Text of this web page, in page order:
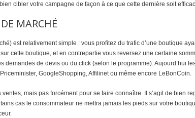
cibler votre campagne de façon à ce que cette dernière soit
MARCHÉ
est relativement simple : vous profitez du trafic d’une boutique
cette boutique, et en contrepartie vous reversez une certaine
demandes de devis ou du click (selon le programme). Aujourd’hui
GoogleShopping, Affilinet ou même encore LeBonCoin.
mais pas forcément pour se faire connaître. Il s’agit de bien
cas le consommateur ne mettra jamais les pieds sur votre